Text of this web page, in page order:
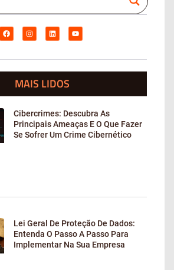
MAIS LIDOS
Cibercrimes: Descubra As
Principais Ameaças E O Que Fazer
Se Sofrer Um Crime Cibernético
Lei Geral De Proteção De Dados:
Entenda O Passo A Passo Para
Implementar Na Sua Empresa